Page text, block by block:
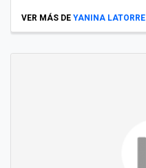
VER MÁS DE YANINA LATORRE